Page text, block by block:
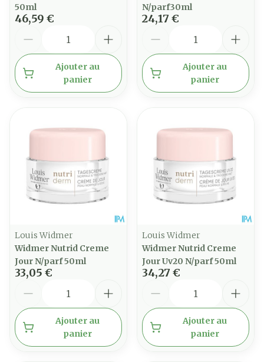
50ml
46,59 €
Ajouter au
panier
N/parf30ml
24,17 €
Ajouter au
panier
Louis Widmer
Widmer Nutrid Creme
Jour N/parf 50ml
33,05 €
Ajouter au
panier
Louis Widmer
Widmer Nutrid Creme
Jour Uv20 N/parf 50ml
34,27 €
Ajouter au
panier